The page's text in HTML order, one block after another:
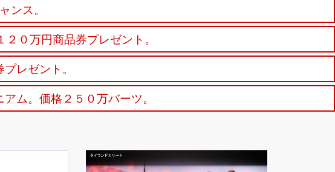
ンス。
０万円商品券プレゼント。
レゼント。
ム。価格２５０万バーツ。